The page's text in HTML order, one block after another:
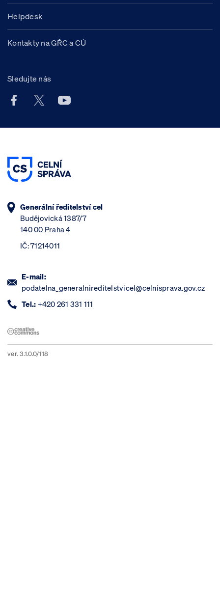
Helpdesk
Kontakty na GŘC a CÚ
Sledujte nás
Facebook účet Celní správy ČR
X účet Celní správy ČR
Youtube účet Celní správy ČR
Generální ředitelství cel
Budějovická 1387/7
140 00 Praha 4
IČ: 71214011
E-mail:
podatelna_generalnireditelstvicel@celnisprava.gov.cz
Tel.: +420 261 331 111
ver. 3.1.0.0/118